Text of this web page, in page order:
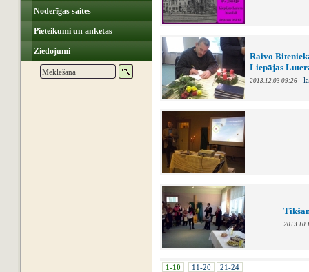
Noderīgas saites
Pieteikumi un anketas
Ziedojumi
Raivo
Liepājas
2013.12.03 09:26
1-10 11-20 21-24